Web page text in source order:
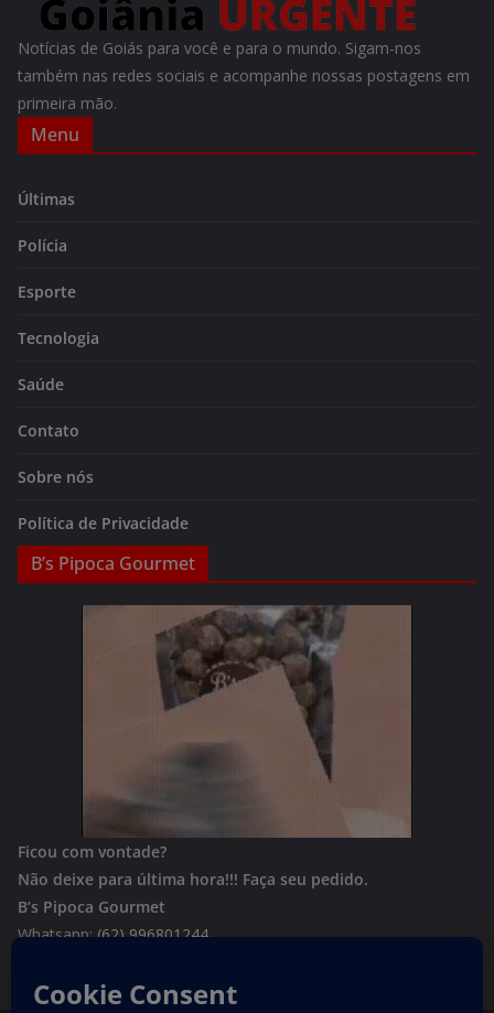
Notícias de Goiás para você e para o mundo. Sigam-nos
também nas redes sociais e acompanhe nossas postagens em
primeira mão.
Menu
Últimas
Polícia
Esporte
Tecnologia
Saúde
Contato
Sobre nós
Política de Privacidade
B’s Pipoca Gourmet
Ficou com vontade?
Não deixe para última hora!!! Faça seu pedido.
B’s Pipoca Gourmet
Whatsapp:(62) 996801244